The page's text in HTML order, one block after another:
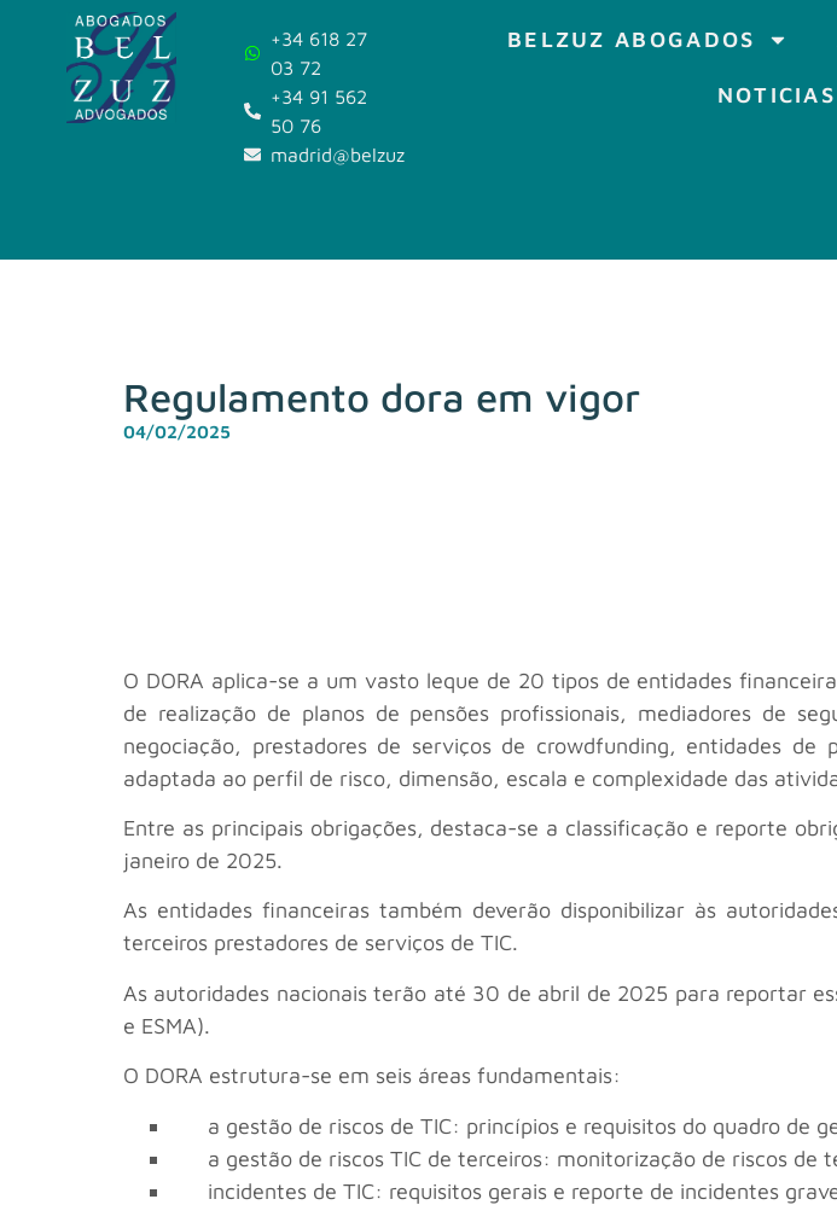
+34 618 27
03 72
+34 91 562
50 76
madrid@belzuz.com
BELZUZ ABOGADOS
NOTICIAS
Regulamento dora em vigor
04/02/2025
O DORA aplica-se a um vasto leque de 20 tipos de entidades
de realização de planos de pensões profissionais, mediadores de
negociação, prestadores de serviços de crowdfunding, entidades
adaptada ao perfil de risco, dimensão, escala e complexidade das
Entre as principais obrigações, destaca-se a classificação e reporte
janeiro de 2025.
As entidades financeiras também deverão disponibilizar às
terceiros prestadores de serviços de TIC.
As autoridades nacionais terão até 30 de abril de 2025 para reportar
e ESMA).
O DORA estrutura-se em seis áreas fundamentais:
a gestão de riscos de TIC: princípios e requisitos do quadro de
a gestão de riscos TIC de terceiros: monitorização de riscos de
incidentes de TIC: requisitos gerais e reporte de incidentes